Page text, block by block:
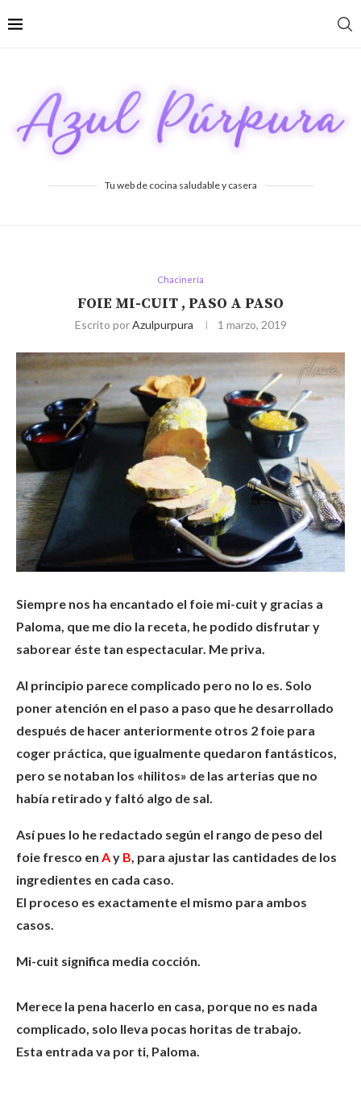
Tu web de cocina saludable y casera
Chacinería
FOIE MI-CUIT , PASO A PASO
Escrito porAzulpurpura 1 marzo, 2019
Siempre nos ha encantado el foie mi-cuit y gracias a
Paloma, que me dio la receta, he podido disfrutar y
saborear éste tan espectacular. Me priva.
Al principio parece complicado pero no lo es. Solo
poner atención en el paso a paso que he desarrollado
después de hacer anteriormente otros 2 foie para
coger práctica, que igualmente quedaron fantásticos,
pero se notaban los «hilitos» de las arterias que no
había retirado y faltó algo de sal.
Así pues lo he redactado según el rango de peso del
foie fresco en Ay B , para ajustar las cantidades de los
ingredientes en cada caso.
El proceso es exactamente el mismo para ambos
casos.
Mi-cuit significa media cocción.
Merece la pena hacerlo en casa, porque no es nada
complicado, solo lleva pocas horitas de trabajo.
Esta entrada va por ti, Paloma.